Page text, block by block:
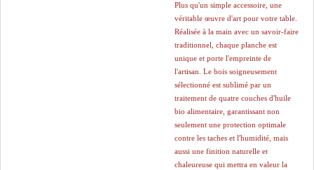
Plus qu'un simple accessoire, une
véritable œuvre d'art pour votre table.
Réalisée à la main avec un savoir-faire
traditionnel, chaque planche est
unique et porte l'empreinte de
l'artisan. Le bois soigneusement
sélectionné est sublimé par un
traitement de quatre couches d'huile
bio alimentaire, garantissant non
seulement une protection optimale
contre les taches et l'humidité, mais
aussi une finition naturelle et
chaleureuse qui mettra en valeur la